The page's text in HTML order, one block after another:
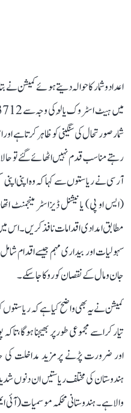
شمار صورتحال کی سنگینی کو ظاہر کرتا
رہتے مناسب قدم نہیں اٹھائے گئے تو
آر سی نے ریاستوں سے کہا کہ وہ اپنی
(ایس او پی) یا نیشنل ڈیزاسٹر
مطابق امدادی اقدامات نافذ کریں۔ اس
سہولیات اور بیداری مہم جیسے اقدام
جان و مال کے نقصان کو روکا جا سکے۔
کمیشن نے یہ بھی واضح کیا ہے کہ
تیار کر اسے مجموعی طور پر بھیجنا ہوگا،
اور ضرورت پڑنے پر مزید مداخلت کی
ہندوستان کی مختلف ریاستیں ان دنوں